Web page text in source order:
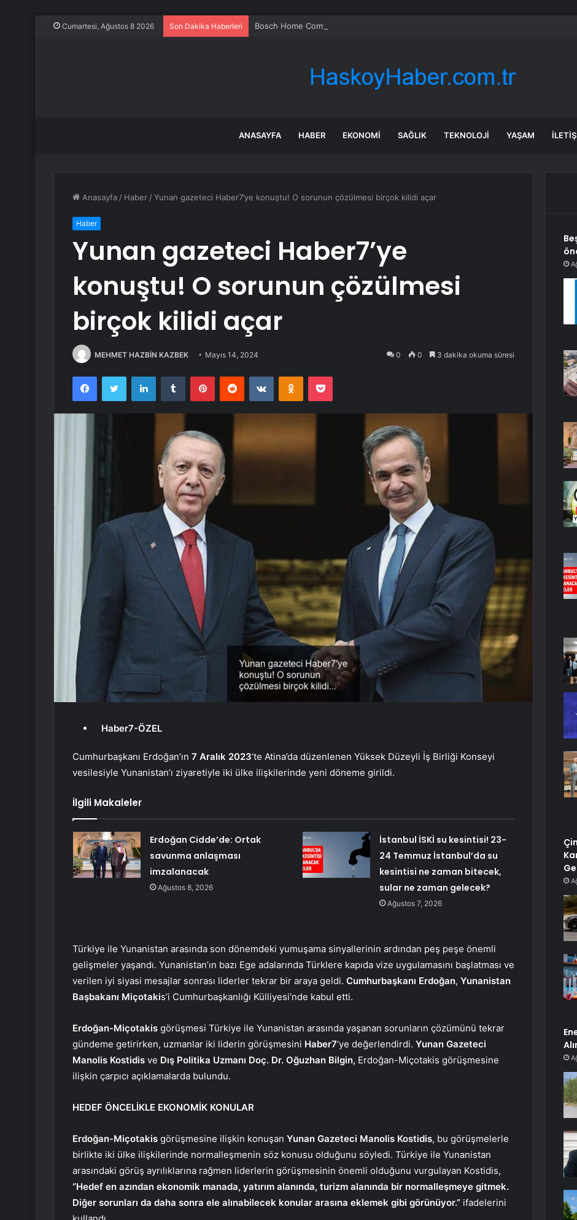
Cumartesi, Ağustos 8 2026 Son Dakika Haberleri Bosch Home Comfort Group’tan İleri Teknoloji Hava Temizleme Cihazları
ANASAYFA HABER EKONOMI SAĞLIK TEKNOLOJI YAŞAM
Anasayfa / Haber /Yunan gazeteci Haber7’ye konuştu! O sorunun çözülmesi birçok kilidi açar
Haber
Yunan gazeteci Haber7’ye
konuştu! O sorunun çözülmesi
birçok kilidi açar
MEHMET HAZBİN KAZBEK Mayıs 14, 2024 0 0 3 dakika okuma süresi
FacebookTwitter LinkedInTumblr PinterestReddit VKontakteOdnoklassniki
Pocket
Haber7-ÖZEL
Cumhurbaşkanı Erdoğan’ın 7 Aralık 2023‘te Atina’da düzenlenen Yüksek Düzeyli İş Birliği Konseyi
vesilesiyle Yunanistan’ı ziyaretiyle iki ülke ilişkilerinde yeni döneme girildi.
İlgili Makaleler
Erdoğan Cidde’de: Ortak
savunma anlaşması
imzalanacak
Ağustos 8, 2026
İstanbul İSKİ su kesintisi! 23-
24 Temmuz İstanbul’da su
kesintisi ne zaman bitecek,
sular ne zaman gelecek?
Ağustos 7, 2026
Türkiye ile Yunanistan arasında son dönemdeki yumuşama sinyallerinin ardından peş peşe önemli
gelişmeler yaşandı. Yunanistan’ın bazı Ege adalarında Türklere kapıda vize uygulamasını başlatması ve
verilen iyi siyasi mesajlar sonrası liderler tekrar bir araya geldi. Cumhurbaşkanı Erdoğan, Yunanistan
Başbakanı Miçotakis’i Cumhurbaşkanlığı Külliyesi’nde kabul etti.
Erdoğan-Miçotakis görüşmesi Türkiye ile Yunanistan arasında yaşanan sorunların çözümünü tekrar
gündeme getirirken, uzmanlar iki liderin görüşmesini Haber7‘ye değerlendirdi. Yunan Gazeteci
Manolis Kostidis ve Dış Politika Uzmanı Doç. Dr. Oğuzhan Bilgin, Erdoğan-Miçotakis görüşmesine
ilişkin çarpıcı açıklamalarda bulundu.
HEDEF ÖNCELİKLE EKONOMİK KONULAR
Erdoğan-Miçotakis görüşmesine ilişkin konuşan Yunan Gazeteci Manolis Kostidis, bu görüşmelerle
birlikte iki ülke ilişkilerinde normalleşmenin söz konusu olduğunu söyledi. Türkiye ile Yunanistan
arasındaki görüş ayrılıklarına rağmen liderlerin görüşmesinin önemli olduğunu vurgulayan Kostidis,
“Hedef en azından ekonomik manada, yatırım alanında, turizm alanında bir normalleşmeye gitmek.
Diğer sorunları da daha sonra ele alınabilecek konular arasına eklemek gibi görünüyor.” ifadelerini